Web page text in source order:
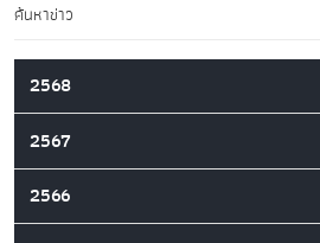
ค้นหาข่าว
2568
2567
2566